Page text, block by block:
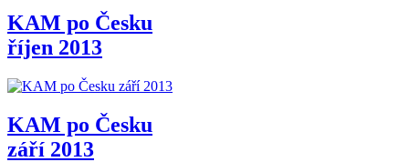
KAM po Česku
říjen 2013
KAM po Česku
září 2013